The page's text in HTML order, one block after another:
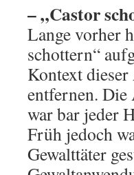
– „Castor
Lange vorher
schottern“
Kontext
entfernen. Die
war bar jeder
Früh jedoch
Gewalttäter